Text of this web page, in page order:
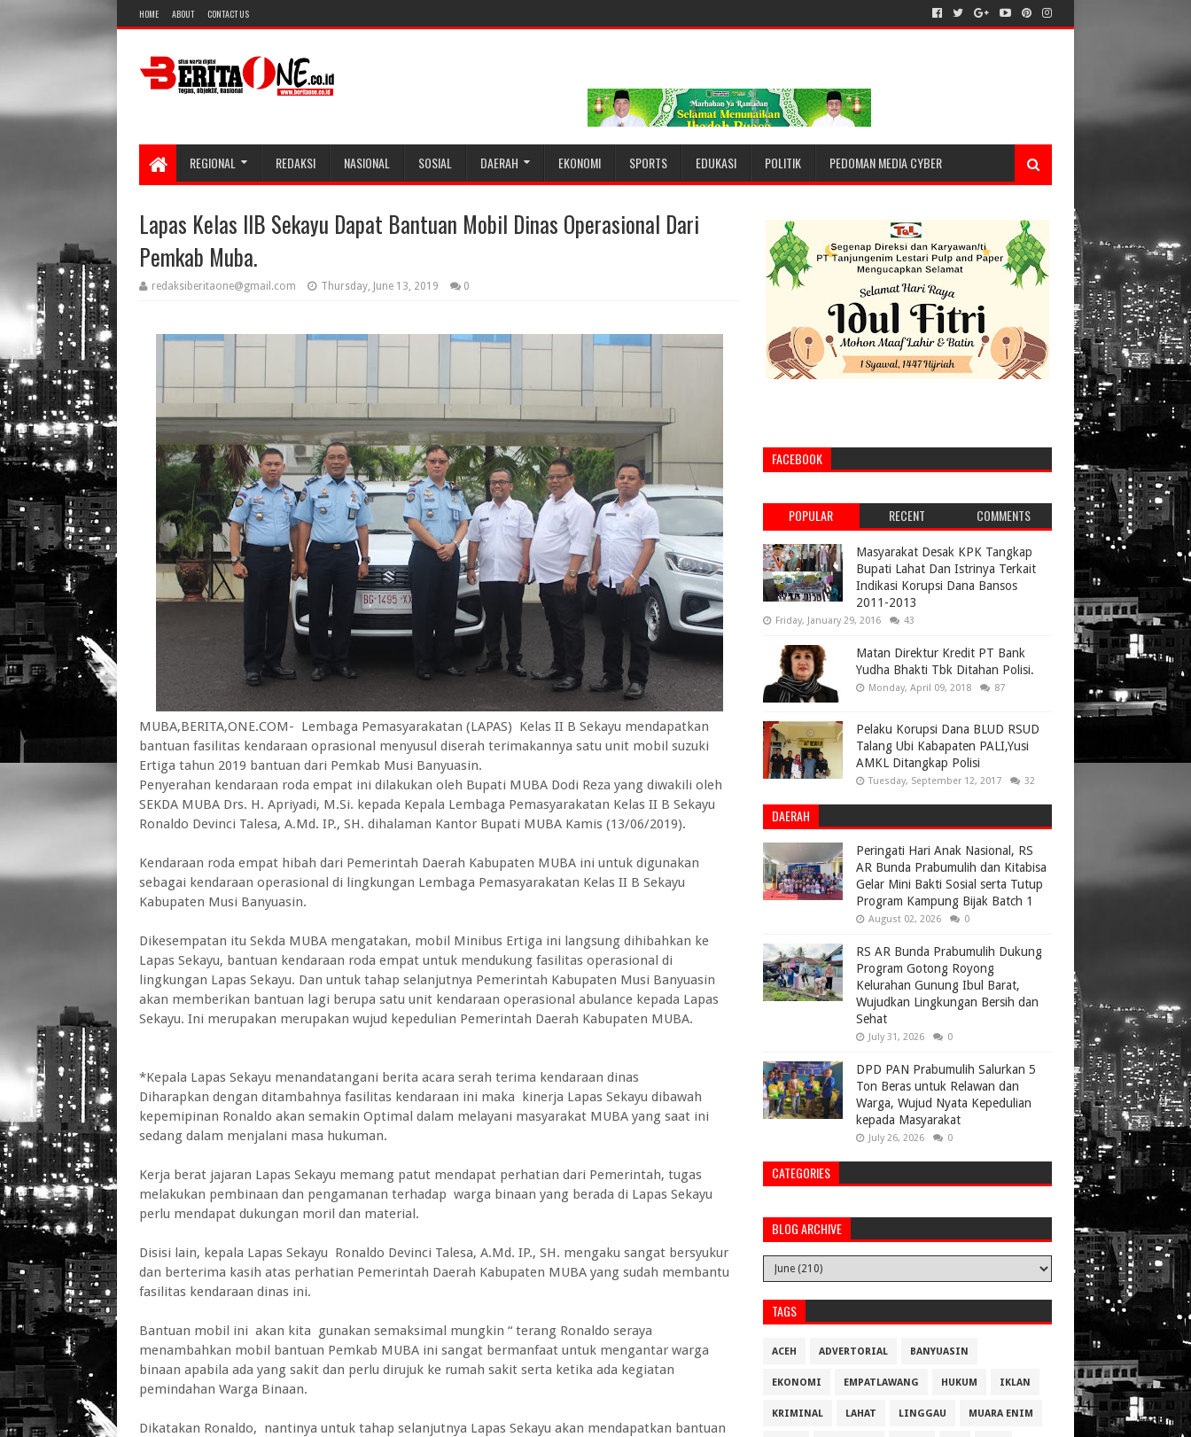
HOME ABOUT CONTACT US
REGIONAL REDAKSI NASIONAL SOSIAL DAERAH EKONOMI SPORTS EDUKASI POLITIK PEDOMAN MEDIA CYBER
Lapas Kelas IIB Sekayu Dapat Bantuan Mobil Dinas Operasional Dari
Pemkab Muba.
redaksiberitaone@gmail.com Thursday, June 13, 2019 0
MUBA,BERITA,ONE.COM- Lembaga Pemasyarakatan (LAPAS) Kelas II B Sekayu mendapatkan
bantuan fasilitas kendaraan oprasional menyusul diserah terimakannya satu unit mobil suzuki
Ertiga tahun 2019 bantuan dari Pemkab Musi Banyuasin.
Penyerahan kendaraan roda empat ini dilakukan oleh Bupati MUBA Dodi Reza yang diwakili oleh
SEKDA MUBA Drs. H. Apriyadi, M.Si. kepada Kepala Lembaga Pemasyarakatan Kelas II B Sekayu
Ronaldo Devinci Talesa, A.Md. IP., SH. dihalaman Kantor Bupati MUBA Kamis (13/06/2019).
Kendaraan roda empat hibah dari Pemerintah Daerah Kabupaten MUBA ini untuk digunakan
sebagai kendaraan operasional di lingkungan Lembaga Pemasyarakatan Kelas II B Sekayu
Kabupaten Musi Banyuasin.
Dikesempatan itu Sekda MUBA mengatakan, mobil Minibus Ertiga ini langsung dihibahkan ke
Lapas Sekayu, bantuan kendaraan roda empat untuk mendukung fasilitas operasional di
lingkungan Lapas Sekayu. Dan untuk tahap selanjutnya Pemerintah Kabupaten Musi Banyuasin
akan memberikan bantuan lagi berupa satu unit kendaraan operasional abulance kepada Lapas
Sekayu. Ini merupakan merupakan wujud kepedulian Pemerintah Daerah Kabupaten MUBA.
*Kepala Lapas Sekayu menandatangani berita acara serah terima kendaraan dinas
Diharapkan dengan ditambahnya fasilitas kendaraan ini maka kinerja Lapas Sekayu dibawah
kepemipinan Ronaldo akan semakin Optimal dalam melayani masyarakat MUBA yang saat ini
sedang dalam menjalani masa hukuman.
Kerja berat jajaran Lapas Sekayu memang patut mendapat perhatian dari Pemerintah, tugas
melakukan pembinaan dan pengamanan terhadap warga binaan yang berada di Lapas Sekayu
perlu mendapat dukungan moril dan material.
Disisi lain, kepala Lapas Sekayu Ronaldo Devinci Talesa, A.Md. IP., SH. mengaku sangat bersyukur
dan berterima kasih atas perhatian Pemerintah Daerah Kabupaten MUBA yang sudah membantu
fasilitas kendaraan dinas ini.
Bantuan mobil ini akan kita gunakan semaksimal mungkin “ terang Ronaldo seraya
menambahkan mobil bantuan Pemkab MUBA ini sangat bermanfaat untuk mengantar warga
binaan apabila ada yang sakit dan perlu dirujuk ke rumah sakit serta ketika ada kegiatan
pemindahan Warga Binaan.
Dikatakan Ronaldo, nantinya untuk tahap selanjutnya Lapas Sekayu akan mendapatkan bantuan
FACEBOOK
POPULAR RECENT COMMENTS
Masyarakat Desak KPK Tangkap
Bupati Lahat Dan Istrinya Terkait
Indikasi Korupsi Dana Bansos
2011-2013
Friday, January 29, 2016 43
Matan Direktur Kredit PT Bank
Yudha Bhakti Tbk Ditahan Polisi.
Monday, April 09, 2018 87
Pelaku Korupsi Dana BLUD RSUD
Talang Ubi Kabapaten PALI,Yusi
AMKL Ditangkap Polisi
Tuesday, September 12, 2017 32
DAERAH
Peringati Hari Anak Nasional, RS
AR Bunda Prabumulih dan Kitabisa
Gelar Mini Bakti Sosial serta Tutup
Program Kampung Bijak Batch 1
August 02, 2026 0
RS AR Bunda Prabumulih Dukung
Program Gotong Royong
Kelurahan Gunung Ibul Barat,
Wujudkan Lingkungan Bersih dan
Sehat
July 31, 2026 0
DPD PAN Prabumulih Salurkan 5
Ton Beras untuk Relawan dan
Warga, Wujud Nyata Kepedulian
kepada Masyarakat
July 26, 2026 0
CATEGORIES
BLOG ARCHIVE
TAGS
ACEH ADVERTORIAL BANYUASIN
EKONOMI EMPATLAWANG HUKUM IKLAN
KRIMINAL LAHAT LINGGAU MUARA ENIM